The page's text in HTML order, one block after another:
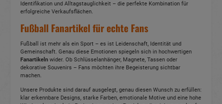
Identifikation und Alltagstauglichkeit – die perfekte Kombination für
erfolgreiche Verkaufsflächen.
Fußball Fanartikel für echte Fans
Fußball ist mehr als ein Sport – es ist Leidenschaft, Identität und
Gemeinschaft. Genau diese Emotionen spiegeln sich in hochwertigen
Fanartikeln wider. Ob Schlüsselanhänger, Magnete, Tassen oder
dekorative Souvenirs – Fans möchten ihre Begeisterung sichtbar
machen.
Unsere Produkte sind darauf ausgelegt, genau diesen Wunsch zu erfüllen:
klar erkennbare Designs, starke Farben, emotionale Motive und eine hohe